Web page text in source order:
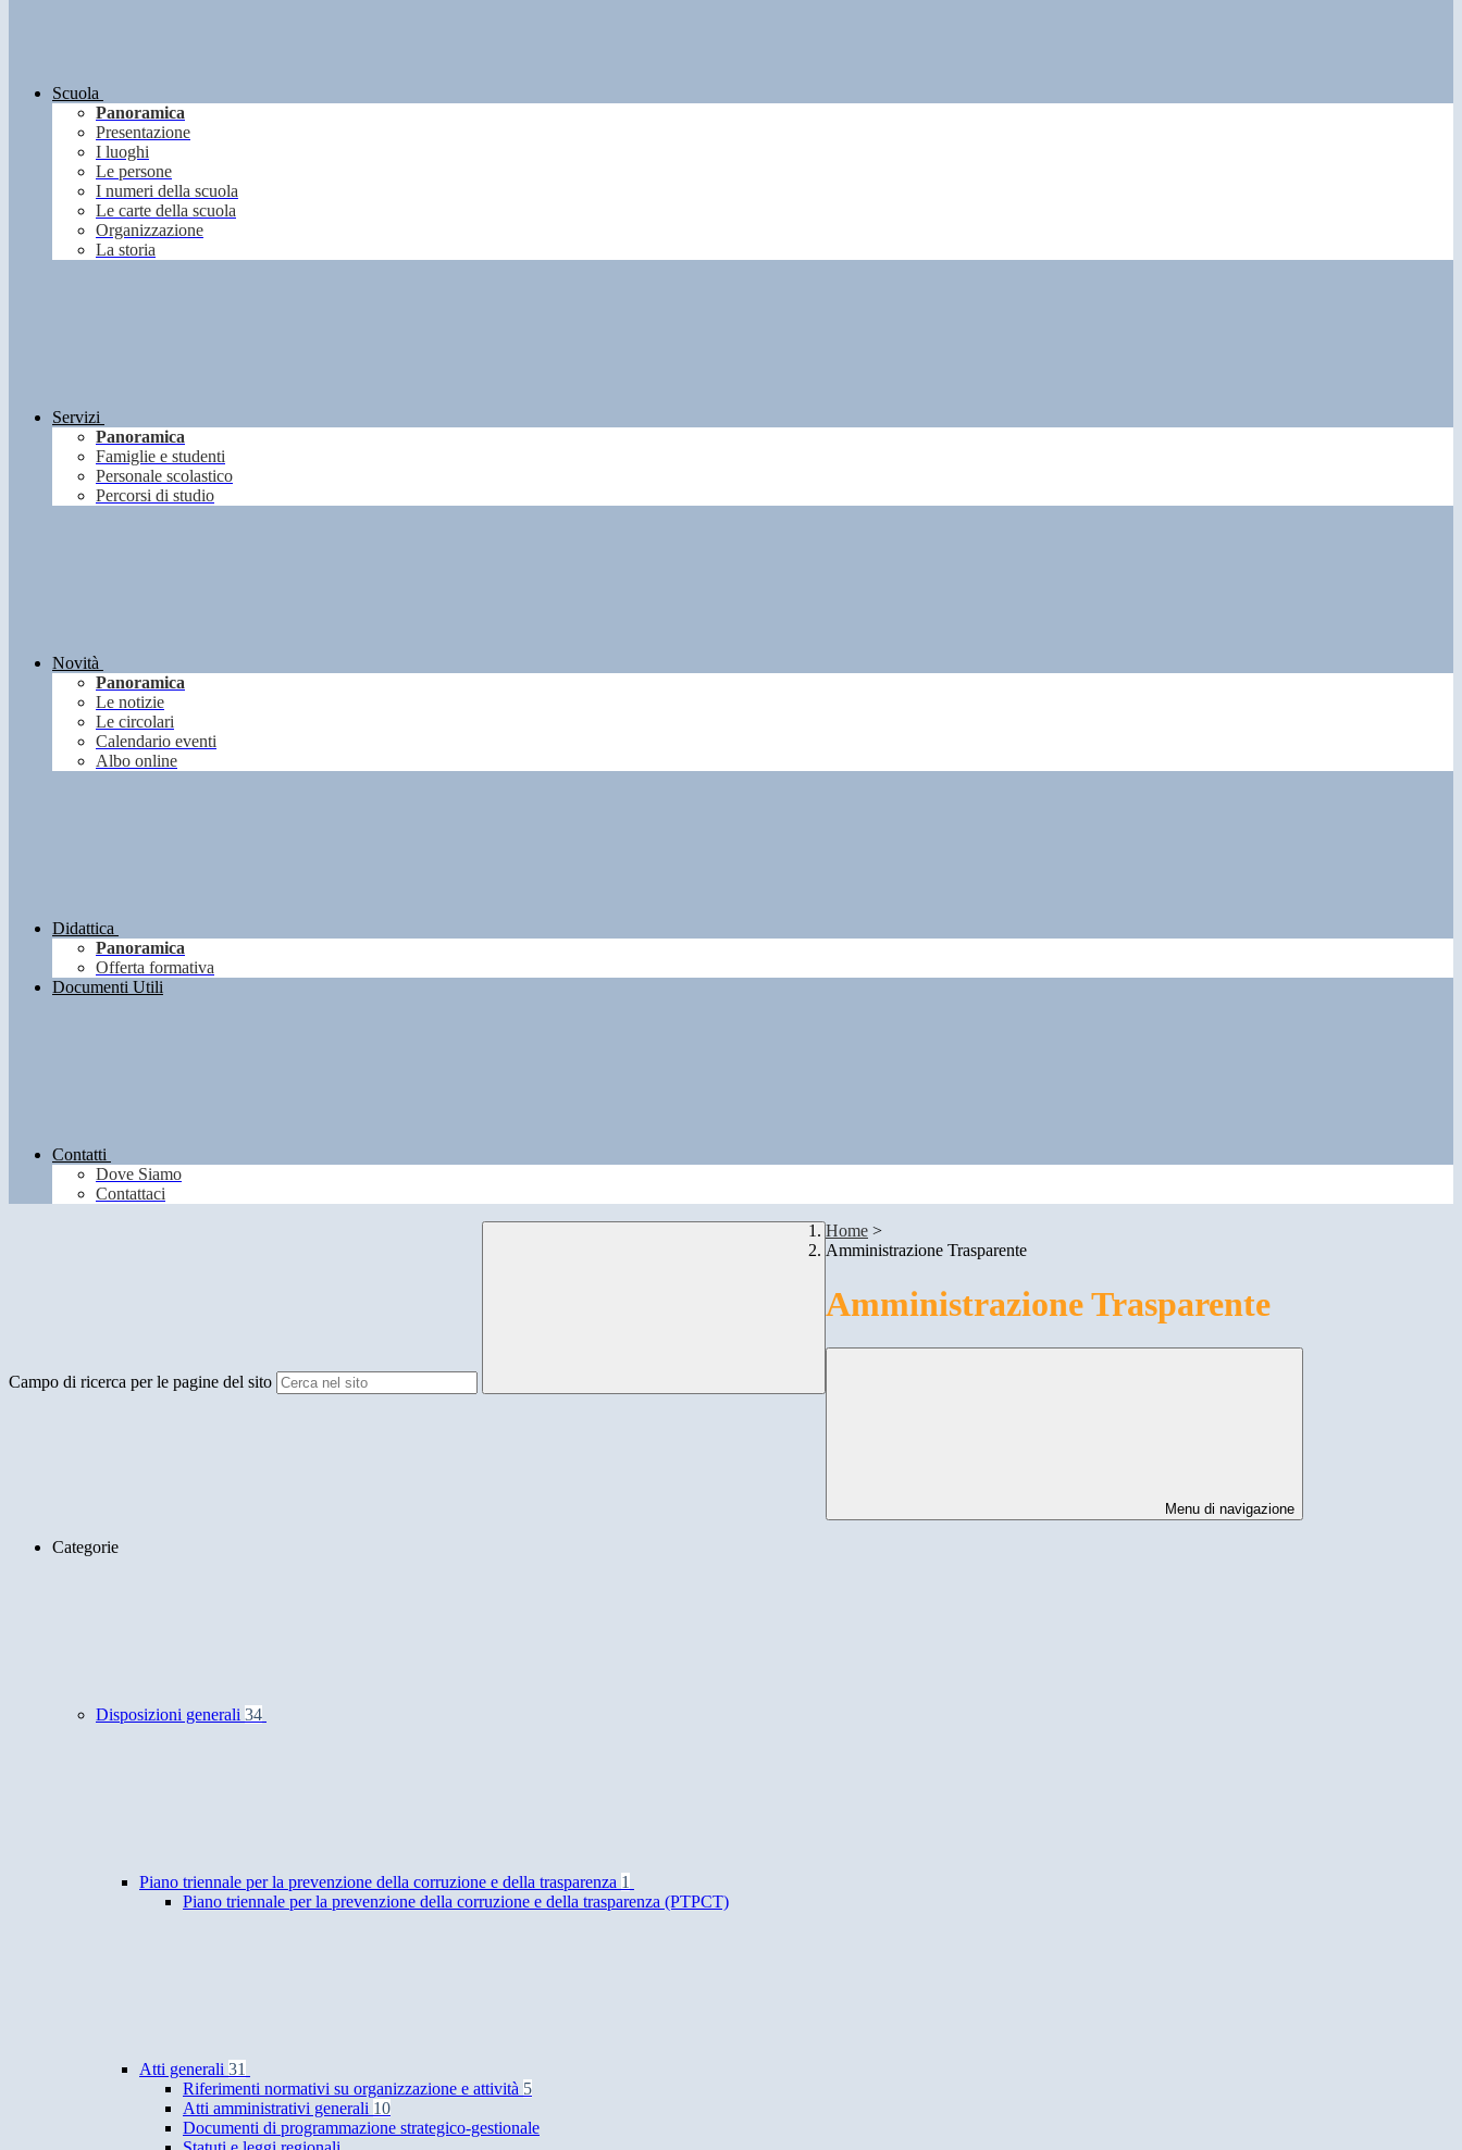
Scuola
Panoramica
Presentazione
I luoghi
Le persone
I numeri della scuola
Le carte della scuola
Organizzazione
La storia
Servizi
Panoramica
Famiglie e studenti
Personale scolastico
Percorsi di studio
Novità
Panoramica
Le notizie
Le circolari
Calendario eventi
Albo online
Didattica
Panoramica
Offerta formativa
Documenti Utili
Contatti
Dove Siamo
Contattaci
Campo di ricerca per le pagine del sito
Home >
Amministrazione Trasparente
Amministrazione Trasparente
Menu di navigazione
Categorie
Disposizioni generali 34
Piano triennale per la prevenzione della corruzione e della trasparenza 1
Piano triennale per la prevenzione della corruzione e della trasparenza (PTPCT)
Atti generali 31
Riferimenti normativi su organizzazione e attività 5
Atti amministrativi generali 10
Documenti di programmazione strategico-gestionale